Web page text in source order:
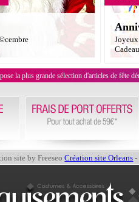
la plus grande sélection d'articles de fête
site by FreeseoCréation site Orleans -